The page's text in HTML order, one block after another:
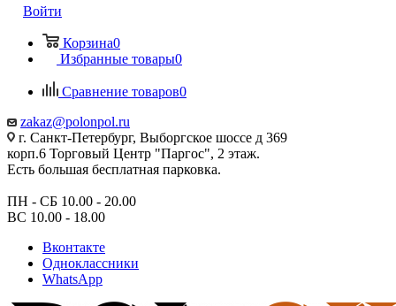
Войти
Корзина0
Избранные товары0
Сравнение товаров0
zakaz@polonpol.ru
г. Санкт-Петербург, Выборгское шоссе д 369
корп.6 Торговый Центр "Паргос", 2 этаж.
Есть большая бесплатная парковка.
ПН - СБ 10.00 - 20.00
ВС 10.00 - 18.00
Вконтакте
Одноклассники
WhatsApp